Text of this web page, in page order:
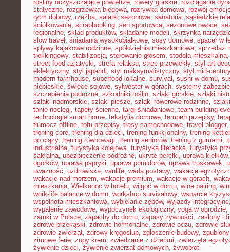
rośliny oczyszczające powietrze, rowery górskie, rozciąganie
statyczne, rozgrzewka biegowa, rozrywka domowa, rozwój
rytm dobowy, rzeźba, sałatki sezonowe, sanatoria, sąsiedzkie
ściółkowanie, scrapbooking, sen sportowca, sezonowe owoce,
regionalne, skład produktów, składanie modeli, skrzynka
slow travel , śniadania wysokobiałkowe, sosy domowe, spacer w
spływy kajakowe rodzinne, spółdzielnia mieszkaniowa, sprzedaż
trekkingowy, stabilizacja, sterowanie głosem, stodoła mieszkalna
street food azjatycki, strefa relaksu, stres przewlekły, styl art
eklektyczny, styl japandi, styl maksymalistyczny, styl mid-century
modern farmhouse, superfood lokalne, survival , sushi w domu,
niebieskie, świece sojowe, sylwester w górach, systemy
szczepienia podróżne, szkodniki roślin, szlaki górskie, szlaki
szlaki nadmorskie, szlaki piesze, szlaki rowerowe rodzinne,
tanie noclegi, tapety ścienne, targi śniadaniowe, team building
technologie smart home, tekstylia domowe, tempeh przepisy,
tłumacz offline, tofu przepisy, trasy samochodowe, travel blogger,
trening core, trening dla dzieci, trening funkcjonalny, trening
po ciąży, trening równowagi, trening seniorów, trening z gumami,
industrialna, turystyka kolejowa, turystyka literacka, turystyka
sakralna, ubezpieczenie podróżne, ukryte perełki, uprawa kiełków
ogórków, uprawa papryki, uprawa pomidorów, uprawa truskawek,
uważność, uzdrowiska, vanlife, wada postawy, wakacje
wakacje nad morzem, wakacje premium, wakacje w górach,
mieszkania, Wielkanoc w hotelu, wilgoć w domu, wine pairing,
work-life balance w domu, workshop survivalowy, wsparcie
wspólnota mieszkaniowa, wybielanie zębów, wyjazdy integracyjne
wypalenie zawodowe, wypoczynek ekologiczny, yoga w ogrodzie,
zamki w Polsce, zapachy do domu, zapasy żywności, zasłony i
zdrowe przekąski, zdrowie hormonalne, zdrowie oczu, zdrowie
zdrowie zwierząt, zdrowy kręgosłup, zgłoszenie budowy,
zimowe ferie, zupy krem, zwiedzanie z dziećmi, zwierzęta
żywienie dzieci, żywienie zwierząt domowych, żywopłot